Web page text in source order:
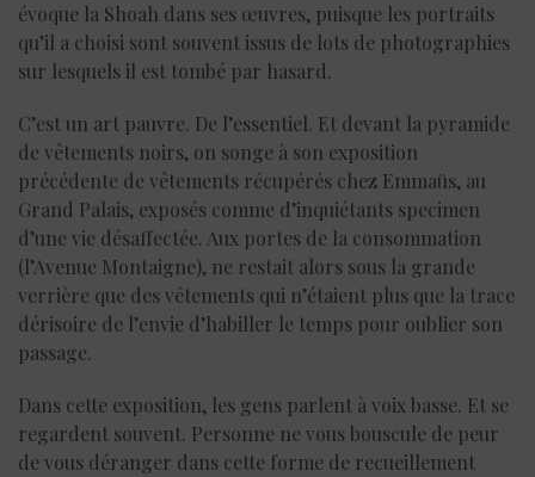
évoque la Shoah dans ses œuvres, puisque les portraits
qu’il a choisi sont souvent issus de lots de photographies
sur lesquels il est tombé par hasard.
C’est un art pauvre. De l’essentiel. Et devant la pyramide
de vêtements noirs, on songe à son exposition
précédente de vêtements récupérés chez Emmaüs, au
Grand Palais, exposés comme d’inquiétants specimen
d’une vie désaffectée. Aux portes de la consommation
(l’Avenue Montaigne), ne restait alors sous la grande
verrière que des vêtements qui n’étaient plus que la trace
dérisoire de l’envie d’habiller le temps pour oublier son
passage.
Dans cette exposition, les gens parlent à voix basse. Et se
regardent souvent. Personne ne vous bouscule de peur
de vous déranger dans cette forme de recueillement